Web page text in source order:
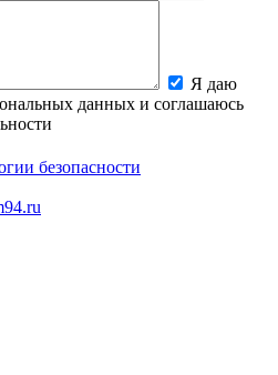
Я даю
данных и соглашаюсь
безопасности